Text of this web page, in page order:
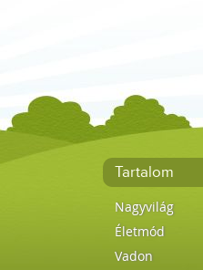
Tartalom
Nagyvilág
Életmód
Vadon